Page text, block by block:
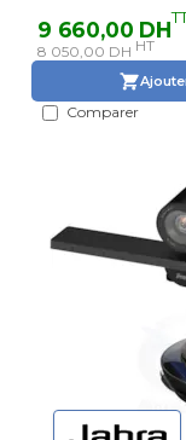
9 660,00 DH
8 050,00 DH HT
Comparer